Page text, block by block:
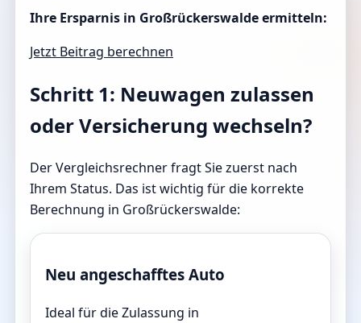
Ihre Ersparnis in Großrückerswalde ermitteln:
Jetzt Beitrag berechnen
Schritt 1: Neuwagen zulassen
oder Versicherung wechseln?
Der Vergleichsrechner fragt Sie zuerst nach
Ihrem Status. Das ist wichtig für die korrekte
Berechnung in Großrückerswalde:
Neu angeschafftes Auto
Ideal für die Zulassung in